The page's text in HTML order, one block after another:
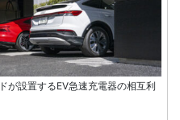
設置するEV急速充電器の相互利